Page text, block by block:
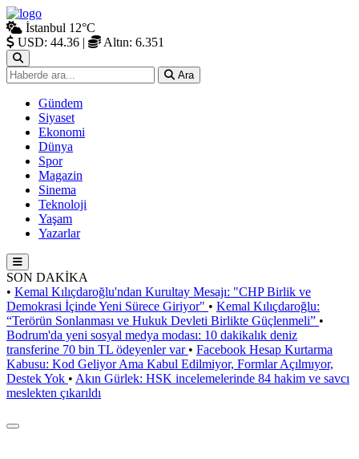
İstanbul 12°C
USD: 44.36 | Altın: 6.351
Ara
Gündem
Siyaset
Ekonomi
Dünya
Spor
Magazin
Sinema
Teknoloji
Yaşam
Yazarlar
SON DAKİKA
• Kemal Kılıçdaroğlu'ndan Kurultay Mesajı: "CHP Birlik ve
Demokrasi İçinde Yeni Sürece Giriyor" • Kemal Kılıçdaroğlu:
“Terörün Sonlanması ve Hukuk Devleti Birlikte Güçlenmeli” •
Bodrum'da yeni sosyal medya modası: 10 dakikalık deniz
transferine 70 bin TL ödeyenler var • Facebook Hesap Kurtarma
Kabusu: Kod Geliyor Ama Kabul Edilmiyor, Formlar Açılmıyor,
Destek Yok • Akın Gürlek: HSK incelemelerinde 84 hakim ve savcı
meslekten çıkarıldı